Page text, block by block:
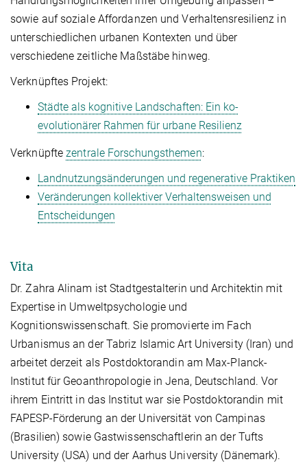
sowie auf soziale Affordanzen und Verhaltensresilienz in
unterschiedlichen urbanen Kontexten und über
verschiedene zeitliche Maßstäbe hinweg.
Verknüpftes Projekt:
Städte als kognitive Landschaften: Ein ko-
evolutionärer Rahmen für urbane Resilienz
Verknüpftezentrale Forschungsthemen:
Landnutzungsänderungen und regenerative Praktiken
Veränderungen kollektiver Verhaltensweisen und
Entscheidungen
Vita
Dr. Zahra Alinam istStadtgestalterin und Architektin mit
Expertise in Umweltpsychologie und
Kognitionswissenschaft. Sie promovierte im Fach
Urbanismus an derTabriz Islamic Art University(Iran) und
arbeitet derzeit als Postdoktorandin am Max-Planck-
Institut für Geoanthropologiein Jena, Deutschland. Vor
ihrem Eintritt in das Institut war sie Postdoktorandin mit
FAPESP-Förderung an der Universität von Campinas
(Brasilien) sowie Gastwissenschaftlerin an derTufts
University (USA) und der Aarhus University (Dänemark).